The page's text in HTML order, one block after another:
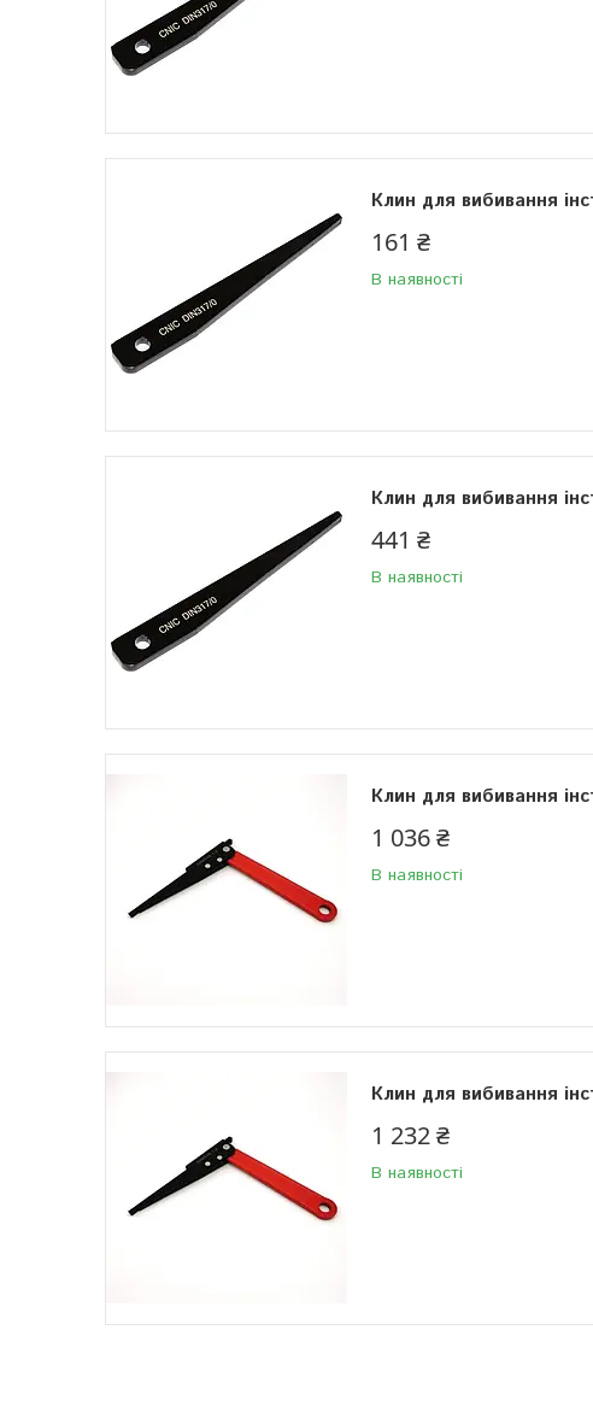
Клин для вибивання
161 ₴
В наявності
Клин для вибивання
441 ₴
В наявності
Клин для вибивання
1 036 ₴
В наявності
Клин для вибивання
1 232 ₴
В наявності